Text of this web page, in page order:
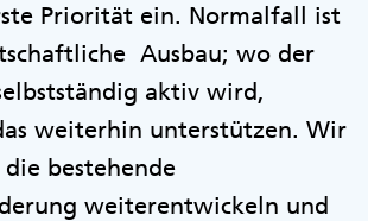
Priorität ein. Normalfall ist
Ausbau; wo der
aktiv wird,
weiterhin unterstützen. Wir
bestehende
weiterentwickeln und